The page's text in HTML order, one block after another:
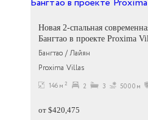
Новая 2-спальная
Бангтао в проекте Proxima
Бангтао / Лайян
Proxima Villas
146 м2 2 3 5000м
от $420,475